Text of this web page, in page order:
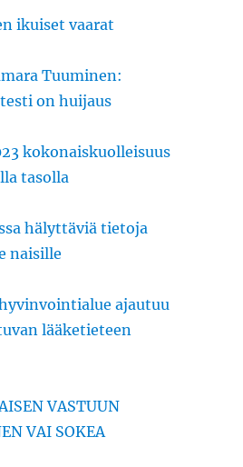
ikuiset vaarat
Tuuminen:
on huijaus
kokonaiskuolleisuus
tasolla
hälyttäviä tietoja
naisille
ajautuu
lääketieteen
VASTUUN
VAI SOKEA